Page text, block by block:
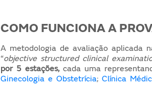
COMO FUNCIONA A
A metodologia de avaliação aplicada
“objective structured clinical
por 5 estações,cada uma
Ginecologia e Obstetrícia;Clínica